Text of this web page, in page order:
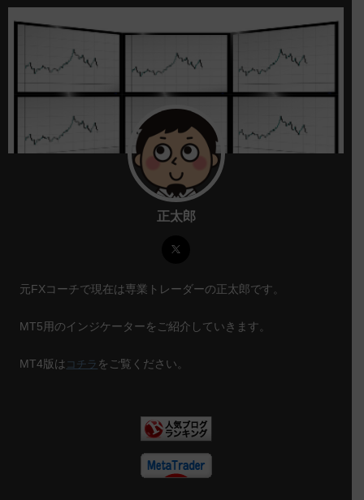
正太郎
元FXコーチで現在は専業トレーダーの正太郎です。
MT5用のインジケーターをご紹介していきます。
MT4版は コチラ をご覧ください。